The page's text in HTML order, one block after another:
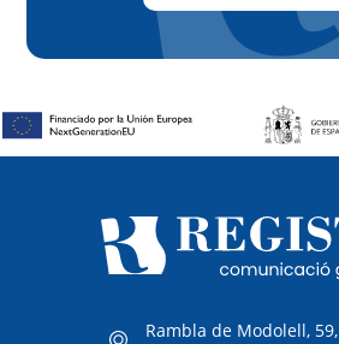
Rambla de Modolell, 59,